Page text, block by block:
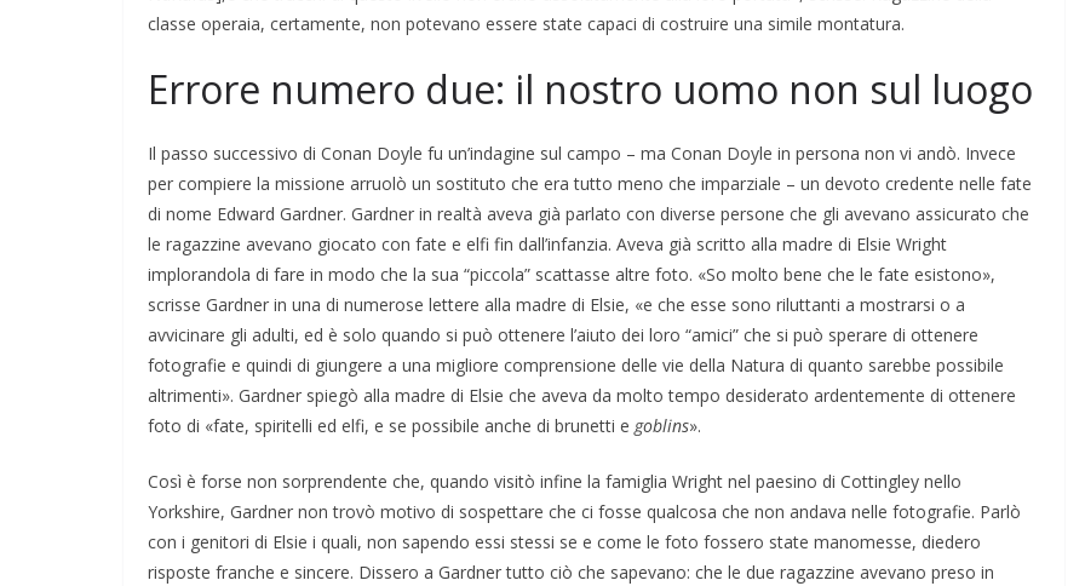
classe operaia, certamente, non potevano essere state capaci di costruire una simile montatura.
Errore numero due: il nostro uomo non sul luogo
Il passo successivo di Conan Doyle fu un’indagine sul campo – ma Conan Doyle in persona non vi andò. Invece
per compiere la missione arruolò un sostituto che era tutto meno che imparziale – un devoto credente nelle fate
di nome Edward Gardner. Gardner in realtà aveva già parlato con diverse persone che gli avevano assicurato che
le ragazzine avevano giocato con fate e elfi fin dall’infanzia. Aveva già scritto alla madre di Elsie Wright
implorandola di fare in modo che la sua “piccola” scattasse altre foto. «So molto bene che le fate esistono»,
scrisse Gardner in una di numerose lettere alla madre di Elsie, «e che esse sono riluttanti a mostrarsi o a
avvicinare gli adulti, ed è solo quando si può ottenere l’aiuto dei loro “amici” che si può sperare di ottenere
fotografie e quindi di giungere a una migliore comprensione delle vie della Natura di quanto sarebbe possibile
altrimenti». Gardner spiegò alla madre di Elsie che aveva da molto tempo desiderato ardentemente di ottenere
foto di «fate, spiritelli ed elfi, e se possibile anche di brunetti e goblins».
Così è forse non sorprendente che, quando visitò infine la famiglia Wright nel paesino di Cottingley nello
Yorkshire, Gardner non trovò motivo di sospettare che ci fosse qualcosa che non andava nelle fotografie. Parlò
con i genitori di Elsie i quali, non sapendo essi stessi se e come le foto fossero state manomesse, diedero
risposte franche e sincere. Dissero a Gardner tutto ciò che sapevano: che le due ragazzine avevano preso in